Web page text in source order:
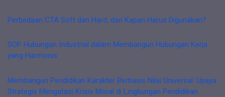
Perbedaan CTA Soft dan Hard, dan Kapan Harus Digunakan?
SOP Hubungan Industrial dalam Membangun Hubungan Kerja
yang Harmonis
Membangun Pendidikan Karakter Berbasis Nilai Universal: Upaya
Strategis Mengatasi Krisis Moral di Lingkungan Pendidikan